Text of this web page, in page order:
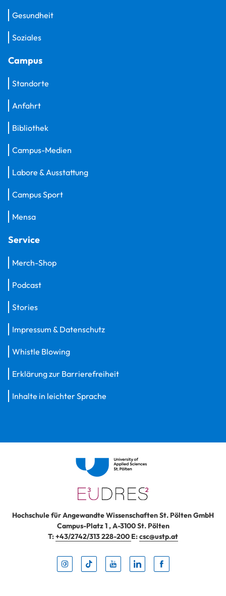
Gesundheit
Soziales
Campus
Standorte
Anfahrt
Bibliothek
Campus-Medien
Labore & Ausstattung
Campus Sport
Mensa
Service
Merch-Shop
Podcast
Stories
Impressum & Datenschutz
Whistle Blowing
Erklärung zur Barrierefreiheit
Inhalte in leichter Sprache
Hochschule für Angewandte Wissenschaften St. Pölten GmbH
Campus-Platz 1,A-3100St. Pölten
T:+43/2742/313 228-200 E:csc@ustp.at